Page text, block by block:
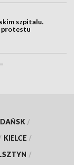
szpitalu.
protestu
/
KIELCE /
/